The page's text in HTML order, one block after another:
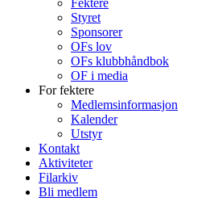
Fektere
Styret
Sponsorer
OFs lov
OFs klubbhåndbok
OF i media
For fektere
Medlemsinformasjon
Kalender
Utstyr
Kontakt
Aktiviteter
Filarkiv
Bli medlem